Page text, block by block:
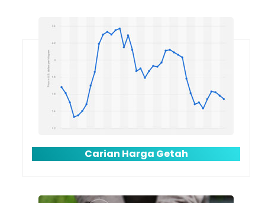
Carian Harga Getah
Loading AiRIS...